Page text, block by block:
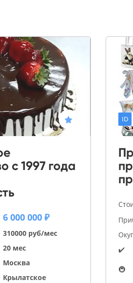
с 1997 года
6 000 000 ₽
310000 руб/мес
20 мес
Москва
Крылатское
ID
✔️
🚇